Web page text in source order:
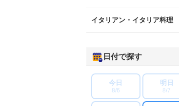
イタリアン・イタリア料理
日付で探す
今日
8/6
明日
8/7